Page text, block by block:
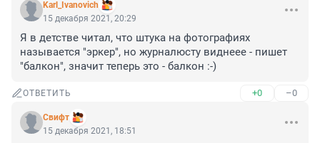
Karl_Ivanovich
15 декабря 2021, 20:29
Я в детстве читал, что штука на фотографиях
называется "эркер", но журналюсту виднеее - пишет
"балкон", значит теперь это - балкон :-)
ОТВЕТИТЬ +0 –0
Cвифт
15 декабря 2021, 18:51